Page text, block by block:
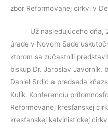
zbor Reformovanej cirkvi v
Už nasledujúceho dňa,
úrade v Novom Sade
ktorom sa zúčastnili
biskup Dr. Jaroslav Javorník,
Daniel Srdić a predseda
Kulík. Konferenciu
Reformovanej kresťanskej
kresťanskej kalvinistickej